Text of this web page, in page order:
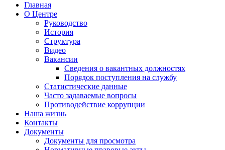
Главная
О Центре
Руководство
История
Структура
Видео
Вакансии
Сведения о вакантных должностях
Порядок поступления на службу
Статистические данные
Часто задаваемые вопросы
Противодействие коррупции
Наша жизнь
Контакты
Документы
Документы для просмотра